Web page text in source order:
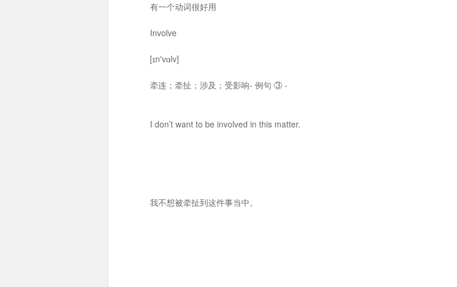
有一个动词很好用
Involve
[ɪn'vɑlv]
牵连；牵扯；涉及；受影响- 例句 ③ -
I don’t want to be involved in this matter.
我不想被牵扯到这件事当中。